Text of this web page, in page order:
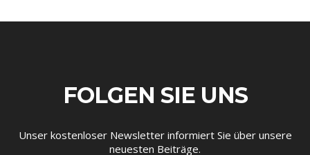
FOLGEN SIE UNS
Unser kostenloser Newsletter informiert Sie über unsere
neuesten Beiträge.